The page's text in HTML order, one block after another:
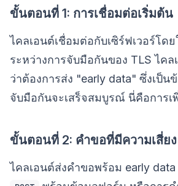
ขั้นตอนที่ 1: การเชื่อมต่อเริ่มต้น
ไคลเอนต์เชื่อมต่อกับเซิร์ฟเวอร์โดย
ระหว่างการจับมือกันของ TLS ไคล
ว่าต้องการส่ง "early data" ซึ่งเป็น
จับมือกันจะเสร็จสมบูรณ์ นี่คือการเ
ขั้นตอนที่ 2: คำขอที่มีความเสี่ยง
ไคลเอนต์ส่งคำขอพร้อม early